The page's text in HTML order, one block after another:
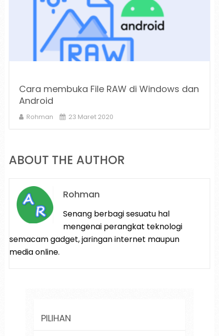
Cara membuka File RAW di Windows dan
Android
Rohman 23 Maret 2020
ABOUT THE AUTHOR
Rohman
Senang berbagi sesuatu hal
mengenai perangkat teknologi
semacam gadget, jaringan internet maupun
media online.
PILIHAN